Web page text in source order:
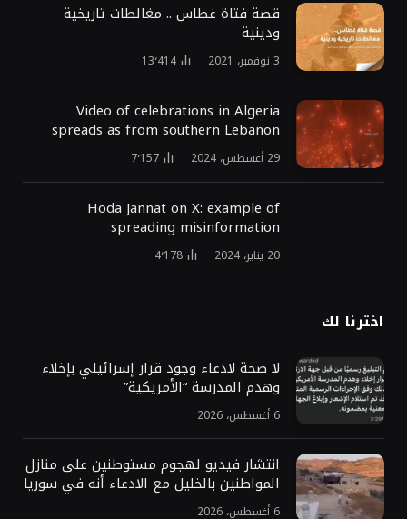
قصة فتاة غطاس .. مغالطات تاريخية
ودينية
3 نوفمبر، 2021 13٬414
Video of celebrations in Algeria
spreads as from southern Lebanon
29 أغسطس، 2024 7٬157
Hoda Jannat on X: example of
spreading misinformation
20 يناير، 2024 4٬178
اخترنا لك
لا صحة لادعاء وجود قرار إسرائيلي بإخلاء
وهدم المدرسة “الأمريكية”
6 أغسطس، 2026
انتشار فيديو لهجوم مستوطنين على منازل
المواطنين بالخليل مع الادعاء أنه في سوريا
6 أغسطس، 2026